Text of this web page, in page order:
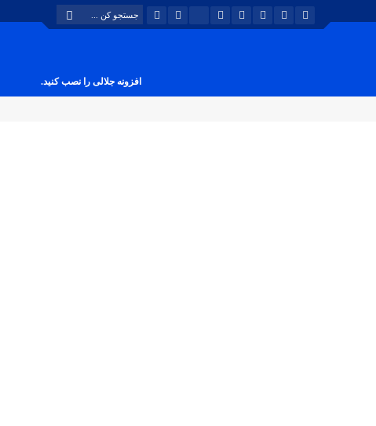
افزونه جلالی را نصب کنید.